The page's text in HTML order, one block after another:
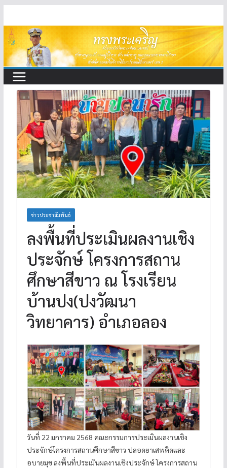
to
content
ข่าวประชาสัมพันธ์
ลงพื้นที่ประเมินผลงานเชิง
ประจักษ์ โครงการสถาน
ศึกษาสีขาว ณ โรงเรียน
บ้านปง(ปงวัฒนา
วิทยาคาร) อำเภอลอง
วันที่ 22 มกราคม 2568 คณะกรรมการประเมินผลงานเชิง
ประจักษ์โครงการสถานศึกษาสีขาว ปลอดยาเสพติดและ
อบายมุข ลงพื้นที่ประเมินผลงานเชิงประจักษ์ โครงการสถาน